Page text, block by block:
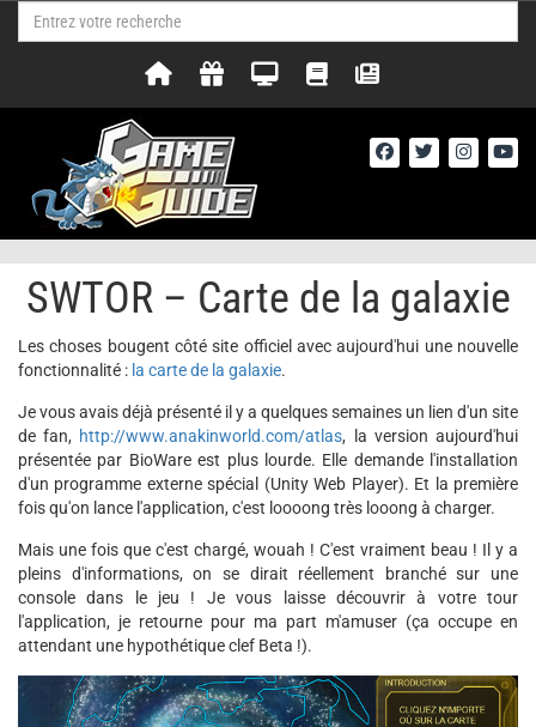
SWTOR – Carte de la galaxie
Les choses bougent côté site officiel avec aujourd'hui une nouvelle
fonctionnalité : la carte de la galaxie.
Je vous avais déjà présenté il y a quelques semaines un lien d'un site
de fan, http://www.anakinworld.com/atlas, la version aujourd'hui
présentée par BioWare est plus lourde. Elle demande l'installation
d'un programme externe spécial (Unity Web Player). Et la première
fois qu'on lance l'application, c'est loooong très looong à charger.
Mais une fois que c'est chargé, wouah ! C'est vraiment beau ! Il y a
pleins d'informations, on se dirait réellement branché sur une
console dans le jeu ! Je vous laisse découvrir à votre tour
l'application, je retourne pour ma part m'amuser (ça occupe en
attendant une hypothétique clef Beta !).